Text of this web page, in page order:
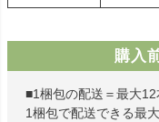
購入
■1梱包の配送＝最大
1梱包で配送できる最